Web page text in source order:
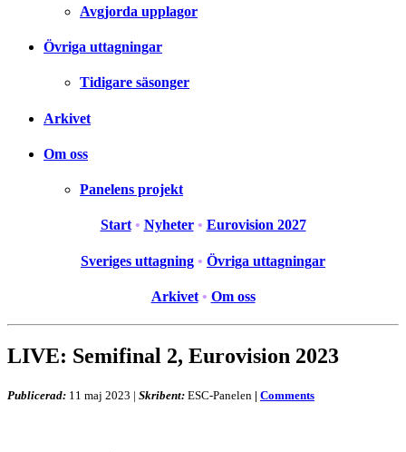
Avgjorda upplagor
Övriga uttagningar
Tidigare säsonger
Arkivet
Om oss
Panelens projekt
Start • Nyheter • Eurovision 2027
Sveriges uttagning • Övriga uttagningar
Arkivet • Om oss
LIVE: Semifinal 2, Eurovision 2023
Publicerad: 11 maj 2023 | Skribent: ESC-Panelen | Comments